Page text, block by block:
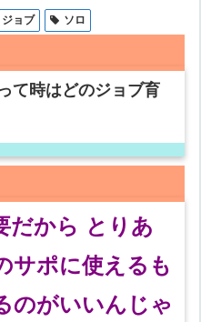
ジョブ ソロ
て時はどのジョブ育
だから とりあ
サポに使えるも
のがいいんじゃ